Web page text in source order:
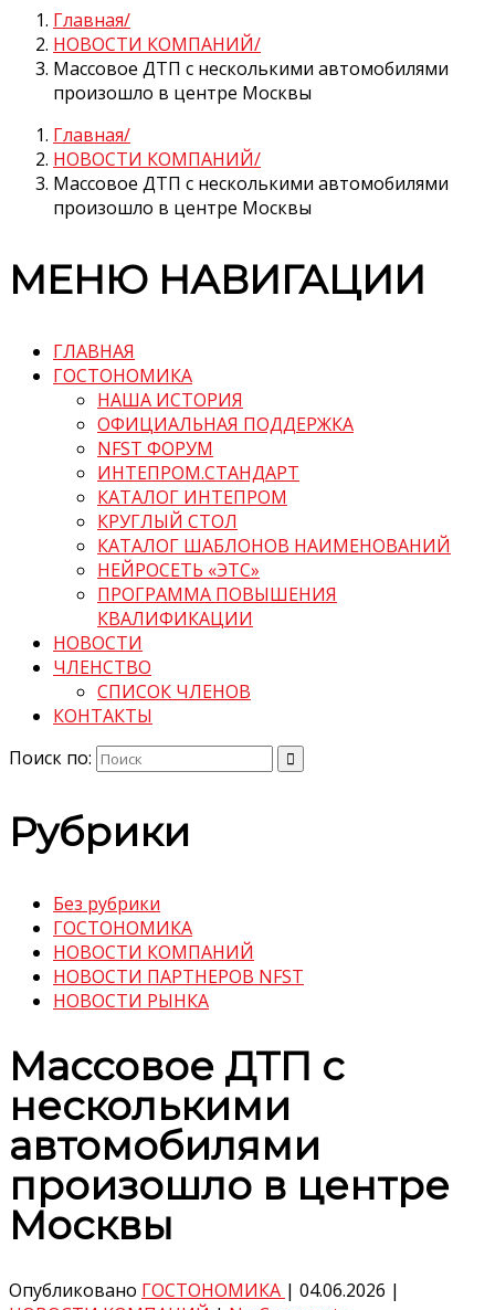
Главная
НОВОСТИ КОМПАНИЙ
Массовое ДТП с несколькими автомобилями
произошло в центре Москвы
Главная
НОВОСТИ КОМПАНИЙ
Массовое ДТП с несколькими автомобилями
произошло в центре Москвы
МЕНЮ НАВИГАЦИИ
ГЛАВНАЯ
ГОСТОНОМИКА
НАША ИСТОРИЯ
ОФИЦИАЛЬНАЯ ПОДДЕРЖКА
NFST ФОРУМ
ИНТЕПРОМ.СТАНДАРТ
КАТАЛОГ ИНТЕПРОМ
КРУГЛЫЙ СТОЛ
КАТАЛОГ ШАБЛОНОВ НАИМЕНОВАНИЙ
НЕЙРОСЕТЬ «ЭТС»
ПРОГРАММА ПОВЫШЕНИЯ
КВАЛИФИКАЦИИ
НОВОСТИ
ЧЛЕНСТВО
СПИСОК ЧЛЕНОВ
КОНТАКТЫ
Поиск по:
Рубрики
Без рубрики
ГОСТОНОМИКА
НОВОСТИ КОМПАНИЙ
НОВОСТИ ПАРТНЕРОВ NFST
НОВОСТИ РЫНКА
Массовое ДТП с
несколькими
автомобилями
произошло в центре
Москвы
Опубликовано ГОСТОНОМИКА | 04.06.2026 |